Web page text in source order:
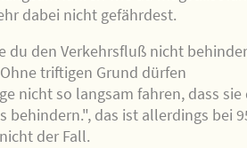
dabei nicht gefährdest.
du den Verkehrsfluß nicht
triftigen Grund dürfen
nicht so langsam fahren, dass sie
behindern.", das ist allerdings bei
der Fall.